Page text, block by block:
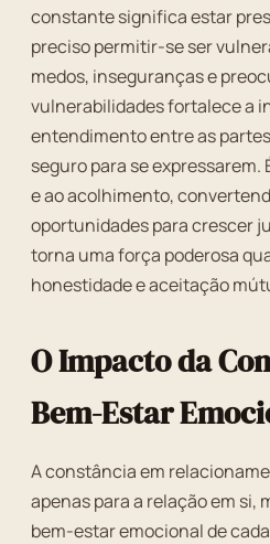
constante significa estar
preciso permitir-se ser
medos, inseguranças e
vulnerabilidades fortalece a
entendimento entre as
seguro para se expressarem.
e ao acolhimento,
oportunidades para crescer
torna uma força poderosa
honestidade e aceitação
O Impacto da
Bem-Estar
A constância em
apenas para a relação em si,
bem-estar emocional de